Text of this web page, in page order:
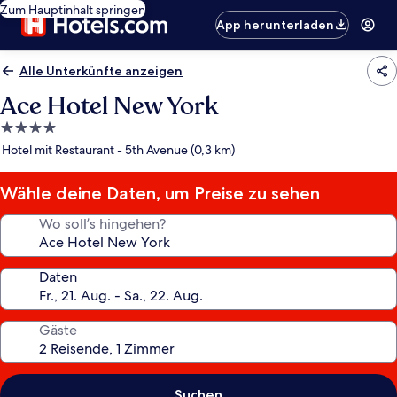
Zum Hauptinhalt springen
App herunterladen
Alle Unterkünfte anzeigen
Ace Hotel New York
4.0-
Sterne-
Hotel mit Restaurant - 5th Avenue (0,3 km)
Wähle deine Daten, um Preise zu sehen
Wo soll’s hingehen?
Daten
Gäste